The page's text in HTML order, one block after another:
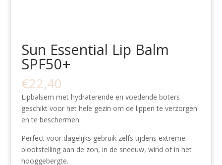
Sun Essential Lip Balm
SPF50+
€22,40
Lipbalsem met hydraterende en voedende boters
geschikt voor het hele gezin om de lippen te verzorgen
en te beschermen.
Perfect voor dagelijks gebruik zelfs tijdens extreme
blootstelling aan de zon, in de sneeuw, wind of in het
hooggebergte.